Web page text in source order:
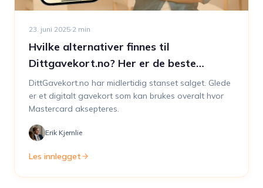
23. juni 2025·2 min
Hvilke alternativer finnes til
Dittgavekort.no? Her er de beste
løsningene i 2025
DittGavekort.no har midlertidig stanset salget. Glede
er et digitalt gavekort som kan brukes overalt hvor
Mastercard aksepteres.
Erik Kjernlie
Les innlegget